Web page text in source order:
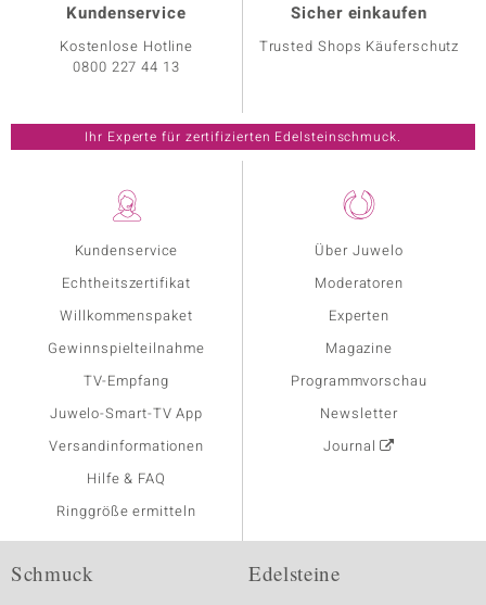
Kundenservice
Echtheitszertifikat
Willkommenspaket
Gewinnspielteilnahme
TV-Empfang
Juwelo-Smart-TV App
Versandinformationen
Hilfe & FAQ
Ringgröße ermitteln
Über Juwelo
Moderatoren
Experten
Magazine
Programmvorschau
Newsletter
Journal
Kundenservice
Kostenlose Hotline
0800 227 44 13
Sicher einkaufen
Trusted Shops Käuferschutz
Ihr Experte für zertifizierten Edelsteinschmuck.
Schmuck Edelsteine